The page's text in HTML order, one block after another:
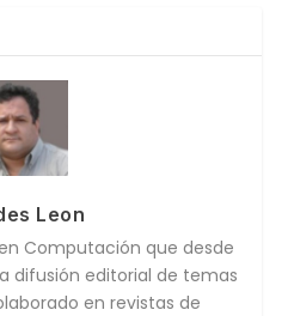
Leon
Computación que desde
difusión editorial de temas
en revistas de